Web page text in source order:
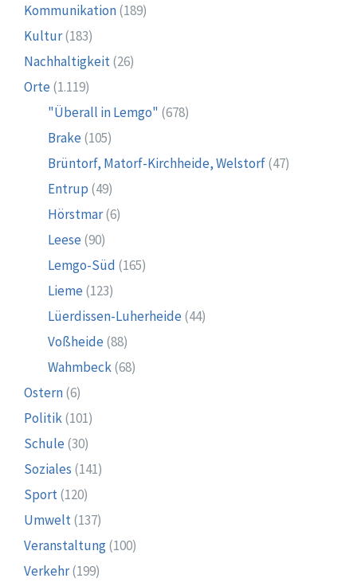
Kommunikation(189)
Kultur(183)
Nachhaltigkeit(26)
Orte (1.119)
"Überall in Lemgo" (678)
Brake (105)
Brüntorf, Matorf-Kirchheide, Welstorf(47)
Entrup (49)
Hörstmar(6)
Leese (90)
Lemgo-Süd (165)
Lieme (123)
Lüerdissen-Luherheide (44)
Voßheide (88)
Wahmbeck(68)
Ostern(6)
Politik(101)
Schule (30)
Soziales (141)
Sport(120)
Umwelt(137)
Veranstaltung(100)
Verkehr(199)